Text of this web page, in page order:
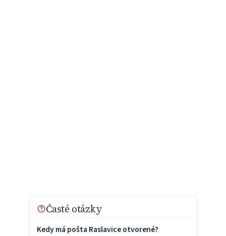
Časté otázky
Kedy má pošta Raslavice otvorené?